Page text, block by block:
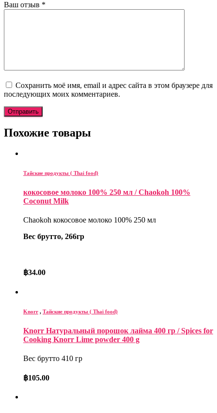
Ваш отзыв *
Сохранить моё имя, email и адрес сайта в этом браузере для
последующих моих комментариев.
Похожие товары
Тайские продукты ( Thai food)
кокосовое молоко 100% 250 мл / Chaokoh 100%
Coconut Milk
Chaokoh кокосовое молоко 100% 250 мл
Вес брутто, 266гр
฿34.00
Knorr , Тайские продукты ( Thai food)
Knorr Натуральный порошок лайма 400 гр / Spices for
Cooking Knorr Lime powder 400 g
Вес брутто 410 гр
฿105.00